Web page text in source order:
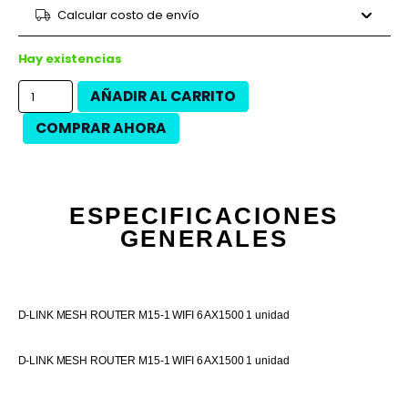
12 cuotas $97.150
9 cuotasCalcular costo de envío
Hay existencias
AÑADIR AL CARRITO
COMPRAR AHORA
ESPECIFICACIONES
GENERALES
D-LINK MESH ROUTER M15-1 WIFI 6 AX1500 1 unidad
D-LINK MESH ROUTER M15-1 WIFI 6 AX1500 1 unidad